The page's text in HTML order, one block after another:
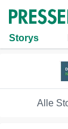
Storys
Alle